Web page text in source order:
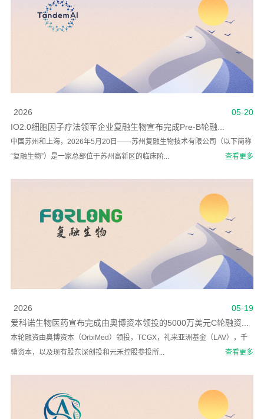
05-20
2026
IO2.0细胞因子疗法领军企业复融生物宣布完成Pre-B轮融...
中国苏州和上海，2026年5月20日——苏州复融生物技术有限公司（以下简称
“复融生物”）是一家总部位于苏州高新区的临床阶...
查看更多
05-19
2026
爱科诺生物医药宣布完成由奥博资本领投的5000万美元C轮融资...
本轮融资由奥博资本（OrbiMed）领投，TCGX，礼来亚洲基金（LAV），千
骥资本，以及现有股东深创投和元禾控股参投所...
查看更多